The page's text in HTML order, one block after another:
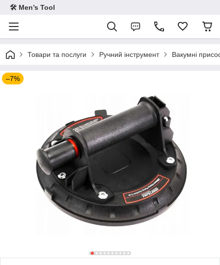
🛠 Men’s Tool
Товари та послуги Ручний інструмент Вакумні
–7%